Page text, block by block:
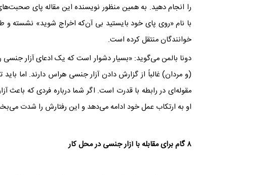
را انجام دهید. به همین منظور نویسنده این مقاله پای
با نام «روی پای خود بایستید بی آن‌که اخراج شوید» نشسته و
خوانندگان منتقل کرده است.
دونا بالمن می‌گوید: «بسیار دشوار است که یک ادعای آزار جنسی
(و مردان) غالباً از گزارش دادن آزار جنسی هراس دارند. اما
مقوله‌ای در رابطه با قدرت است. اگر شما درباره فردی که
او به ارتکاب عمل خود ادامه می‌دهد و این رفتارش را شدت
۸ گام برای مقابله با آزار جنسی در محل کار